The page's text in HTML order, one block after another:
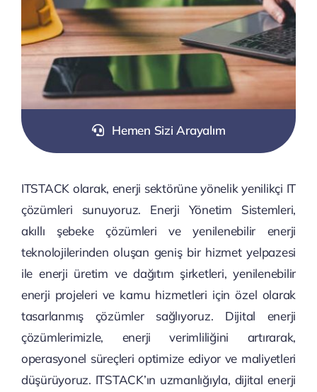
Hemen Sizi Arayalım
ITSTACK olarak, enerji sektörüne yönelik yenilikçi IT
çözümleri sunuyoruz. Enerji Yönetim Sistemleri,
akıllı şebeke çözümleri ve yenilenebilir enerji
teknolojilerinden oluşan geniş bir hizmet yelpazesi
ile enerji üretim ve dağıtım şirketleri, yenilenebilir
enerji projeleri ve kamu hizmetleri için özel olarak
tasarlanmış çözümler sağlıyoruz. Dijital enerji
çözümlerimizle, enerji verimliliğini artırarak,
operasyonel süreçleri optimize ediyor ve maliyetleri
düşürüyoruz. ITSTACK’ın uzmanlığıyla, dijital enerji